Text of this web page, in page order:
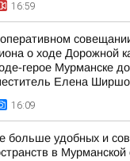
16:59
о ходе Дорожной
герое Мурманске
Елена
16:09
больше удобных и
в Мурманской